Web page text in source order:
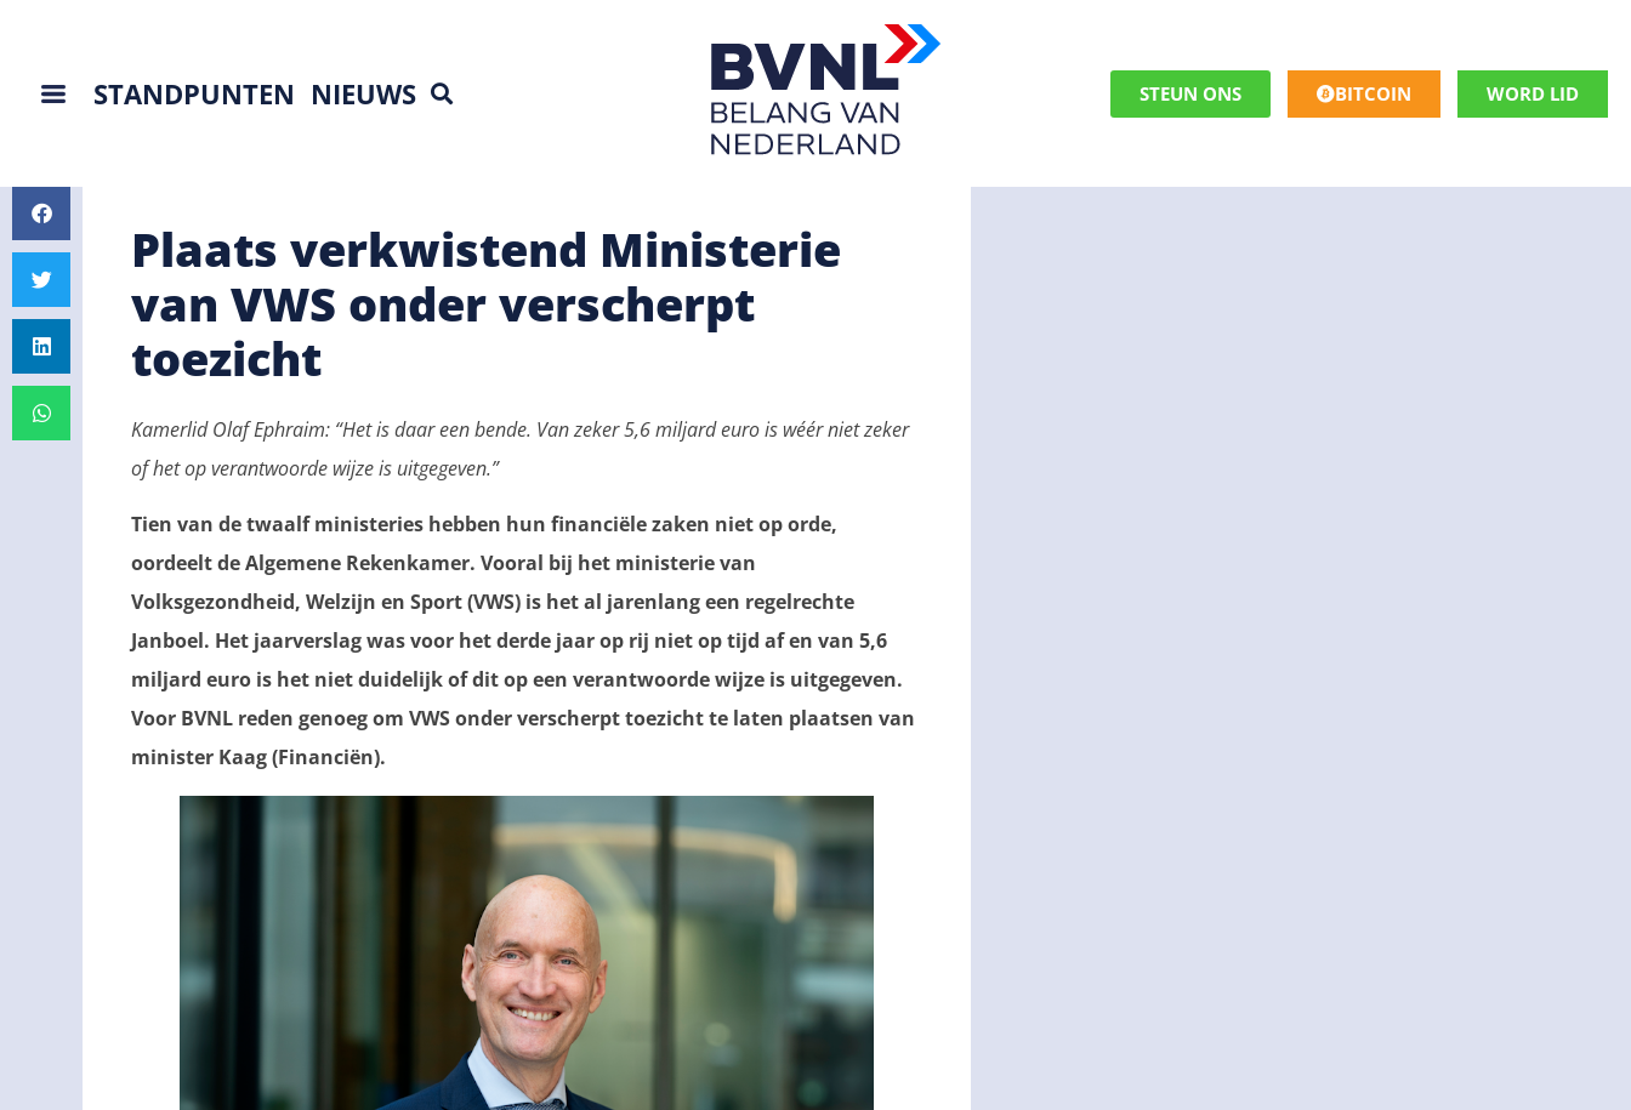
STANDPUNTEN NIEUWS STEUN ONS BITCOIN WORD LID
Plaats verkwistend Ministerie
van VWS onder verscherpt
toezicht
Kamerlid Olaf Ephraim: “Het is daar een bende. Van zeker 5,6 miljard euro is wéér niet zeker
of het op verantwoorde wijze is uitgegeven.”
Tien van de twaalf ministeries hebben hun financiële zaken niet op orde,
oordeelt de Algemene Rekenkamer. Vooral bij het ministerie van
Volksgezondheid, Welzijn en Sport (VWS) is het al jarenlang een regelrechte
Janboel. Het jaarverslag was voor het derde jaar op rij niet op tijd af en van 5,6
miljard euro is het niet duidelijk of dit op een verantwoorde wijze is uitgegeven.
Voor BVNL reden genoeg om VWS onder verscherpt toezicht te laten plaatsen van
minister Kaag (Financiën).